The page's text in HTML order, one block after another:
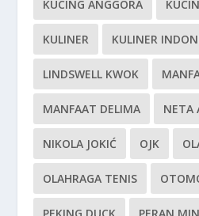
KUCING ANGGORA
KULINER KULINER
LINDSWELL KWOK
MANFAAT DELIMA NETA
NIKOLA JOKIĆ OJK
OLAHRAGA TENIS